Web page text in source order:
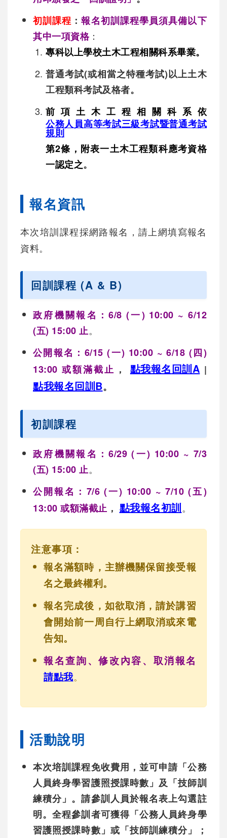
初訓課程 ：報名初訓課程學員須具備以下
其中一項資格：
專科以上學校土木工程相關科系畢業。
普通考試(或相當之特種考試)以上土木
工程類科考試及格者。
前項土木工程相關科系依
公務人員高等考試三級考試暨普通考試
規則
第2條，附表一土木工程類科應考資格
一認定之。
報名資訊
本次培訓課程採網路報名，請上網填寫報名
資料。
回訓課程 (A & B)
政府機關報名：6/8 (一) 10:00 ~ 6/12
(五) 15:00 止。
公開報名：6/15 (一) 10:00 ~ 6/18 (四)
13:00 或額滿截止 ， 點我報名回訓A |
點我報名回訓B。
初訓課程
政府機關報名：6/29 (一) 10:00 ~ 7/3
(五) 15:00 止。
公開報名：7/6 (一) 10:00 ~ 7/10 (五)
13:00 或額滿截止 ， 點我報名初訓。
注意事項：
報名滿額時，主辦機關保留接受報
名之最終權利。
報名完成後，如欲取消，請於講習
會開始前一周自行上網取消或來電
告知。
報名查詢、修改內容、取消報名
請點我。
活動說明
本次培訓課程免收費用，並可申請「公務
人員終身學習護照授課時數」及「技師訓
練積分」。請參訓人員於報名表上勾選註
明。全程參訓者可獲得「公務人員終身學
習護照授課時數」或「技師訓練積分」；